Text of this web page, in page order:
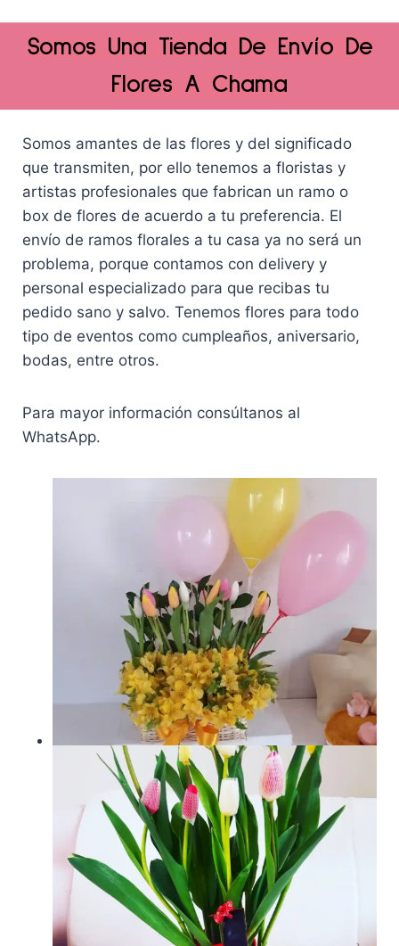
Somos Una Tienda De Envío De
Flores A Chama
Somos amantes de las flores y del significado
que transmiten, por ello tenemos a floristas y
artistas profesionales que fabrican un ramo o
box de flores de acuerdo a tu preferencia. El
envío de ramos florales a tu casa ya no será un
problema, porque contamos con delivery y
personal especializado para que recibas tu
pedido sano y salvo. Tenemos flores para todo
tipo de eventos como cumpleaños, aniversario,
bodas, entre otros.
Para mayor información consúltanos al
WhatsApp.